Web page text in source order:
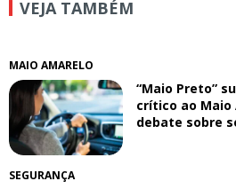
VEJA TAMBÉM
MAIO AMARELO
“Maio Preto”
crítico ao Maio
debate sobre
SEGURANÇA